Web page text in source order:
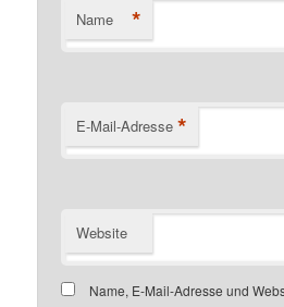
Name *
E-Mail-Adresse *
Website
Name, E-Mail-Adresse und